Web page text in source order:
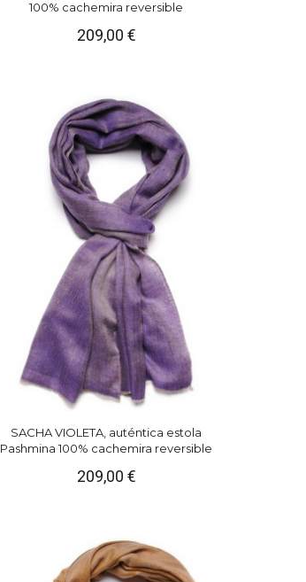
100% cachemira reversible
209,00 €
SACHA VIOLETA, auténtica estola
Pashmina 100% cachemira reversible
209,00 €